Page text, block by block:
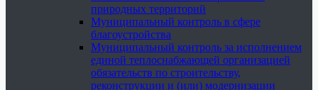
природных территорий
Муниципальный контроль в сфере
благоустройства
Муниципальный контроль за исполнением
единой теплоснабжающей организацией
обязательств по строительству,
реконструкции и (или) модернизации